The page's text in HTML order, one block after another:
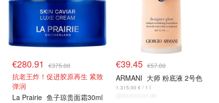
€280.91 €375.00
抗老王炸！促进胶原再生 紧致
弹润
La Prairie 鱼子琼贵面霜30ml
€39.45 €57.00
ARMANI 大师 粉底液 2号色
1.315,00 € / 1 l
@dealmoon.de